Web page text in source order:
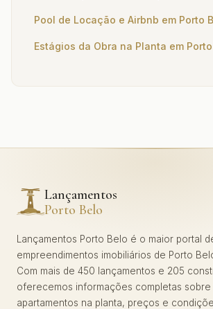
Pool de Locação e Airbnb em Porto
Estágios da Obra na Planta em
Lançamentos
Porto Belo
Lançamentos Porto Belo é o maior portal
empreendimentos imobiliários de Porto
Com mais de 450 lançamentos e 205
oferecemos informações completas sobre
apartamentos na planta, preços e